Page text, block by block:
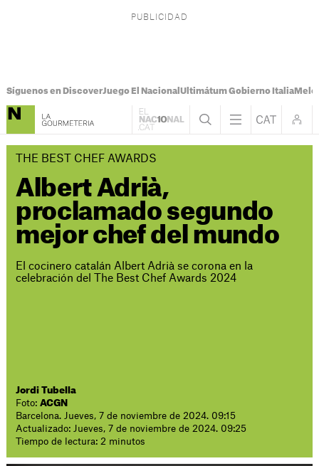
Síguenos en DiscoverJuego El Nacional Ultimátum Gobierno Italia
THE BEST CHEF AWARDS
Albert Adrià,
proclamado segundo
mejor chef del mundo
El cocinero catalán Albert Adrià se corona en la
celebración del The Best Chef Awards 2024
Jordi Tubella
Foto:ACGN
Barcelona. Jueves, 7 de noviembre de 2024. 09:15
Actualizado: Jueves, 7 de noviembre de 2024. 09:25
Tiempo de lectura: 2 minutos